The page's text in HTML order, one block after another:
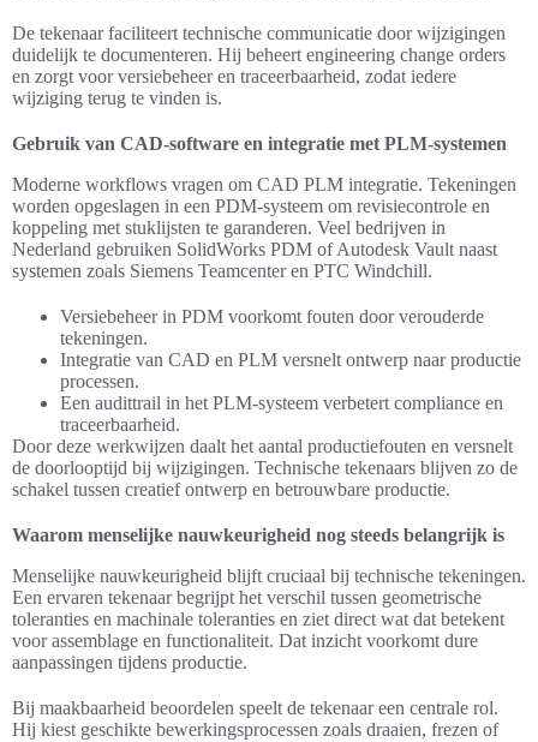
De tekenaar faciliteert technische communicatie door wijzigingen
duidelijk te documenteren. Hij beheert engineering change orders
en zorgt voor versiebeheer en traceerbaarheid, zodat iedere
wijziging terug te vinden is.
Gebruik van CAD-software en integratie met PLM-systemen
Moderne workflows vragen om CAD PLM integratie. Tekeningen
worden opgeslagen in een PDM-systeem om revisiecontrole en
koppeling met stuklijsten te garanderen. Veel bedrijven in
Nederland gebruiken SolidWorks PDM of Autodesk Vault naast
systemen zoals Siemens Teamcenter en PTC Windchill.
Versiebeheer in PDM voorkomt fouten door verouderde
tekeningen.
Integratie van CAD en PLM versnelt ontwerp naar productie
processen.
Een audittrail in het PLM-systeem verbetert compliance en
traceerbaarheid.
Door deze werkwijzen daalt het aantal productiefouten en versnelt
de doorlooptijd bij wijzigingen. Technische tekenaars blijven zo de
schakel tussen creatief ontwerp en betrouwbare productie.
Waarom menselijke nauwkeurigheid nog steeds belangrijk is
Menselijke nauwkeurigheid blijft cruciaal bij technische tekeningen.
Een ervaren tekenaar begrijpt het verschil tussen geometrische
toleranties en machinale toleranties en ziet direct wat dat betekent
voor assemblage en functionaliteit. Dat inzicht voorkomt dure
aanpassingen tijdens productie.
Bij maakbaarheid beoordelen speelt de tekenaar een centrale rol.
Hij kiest geschikte bewerkingsprocessen zoals draaien, frezen of